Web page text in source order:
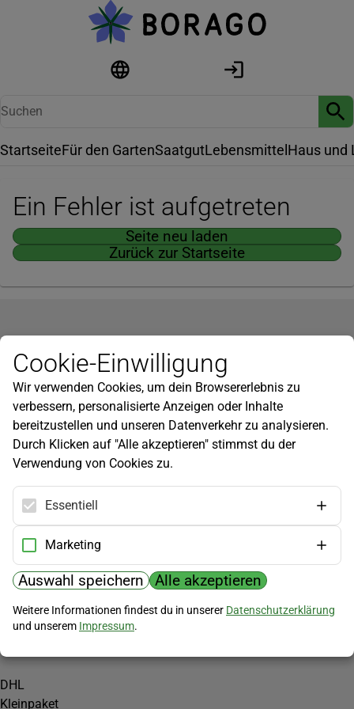
StartseiteFür den GartenSaatgutLebensmittel Haus und
Ein Fehler ist aufgetreten
Seite neu laden
Zurück zur Startseite
Newsletter
Infos zu neuen Produkten, Gartentipps und mehr findest du in
unserem Newsletter!
Jetzt anmelden
Hilfe
Kundenservice
Widerrufsbelehrung
Versandkosten
Zahlungsmöglichkeiten
PayPal
Vorkasse
Versand
DHL
Kleinpaket
Cookie-Einwilligung
Wir verwenden Cookies, um dein Browsererlebnis zu
verbessern, personalisierte Anzeigen oder Inhalte
bereitzustellen und unseren Datenverkehr zu analysieren.
Durch Klicken auf "Alle akzeptieren" stimmst du der
Verwendung von Cookies zu.
Essentiell
Marketing
Auswahl speichern Alle akzeptieren
Weitere Informationen findest du in unserer Datenschutzerklärung
und unserem Impressum.